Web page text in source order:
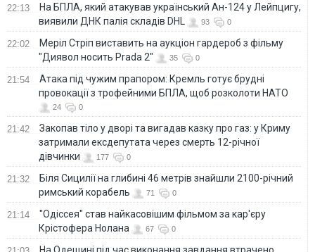
22:13
На БПЛА, який атакував український Ан-124 у Лейпцигу,
виявили ДНК палія складів DHL
93 0
22:02
Меріл Стріп виставить на аукціон гардероб з фільму
"Диявол носить Prada 2"
35 0
21:54
Атака під чужим прапором: Кремль готує брудні
провокації з трофейними БПЛА, щоб розколоти НАТО
24 0
21:42
Закопав тіло у дворі та вигадав казку про газ: у Криму
затримали ексдепутата через смерть 12-річної
дівчинки
177 0
21:32
Біля Сицилії на глибині 46 метрів знайшли 2100-річний
римський корабель
71 0
21:14
"Одіссея" став найкасовішим фільмом за кар'єру
Крістофера Нолана
67 0